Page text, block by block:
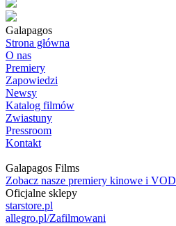
Galapagos
Strona główna
O nas
Premiery
Zapowiedzi
Newsy
Katalog filmów
Zwiastuny
Pressroom
Kontakt
Galapagos Films
Zobacz nasze premiery kinowe i VOD
Oficjalne sklepy
starstore.pl
allegro.pl/Zafilmowani